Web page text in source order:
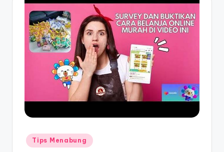
Posted
in
Tips Menabung